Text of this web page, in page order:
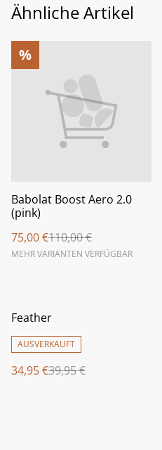
Ähnliche Artikel
%
Babolat Boost Aero 2.0
(pink)
75,00 €110,00 €
MEHR VARIANTEN VERFÜGBAR
%
Feather
AUSVERKAUFT
34,95 €39,95 €